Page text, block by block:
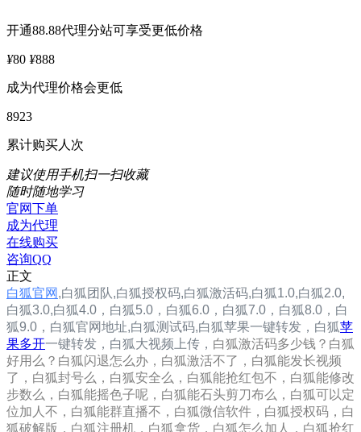
开通88.88代理分站可享受更低价格
¥80 ¥888
成为代理价格会更低
8923
累计购买人次
建议使用手机扫一扫收藏
随时随地学习
官网下单
成为代理
在线购买
咨询QQ
正文
白狐官网 ,白狐团队,白狐授权码,白狐激活码,白狐1.0,白狐2.0,
白狐3.0,白狐4.0， 白狐5.0， 白狐6.0， 白狐7.0， 白狐8.0， 白
狐9.0， 白狐官网地址,白狐测试码,白狐苹果一键转发， 白狐苹
果多开一键转发，白狐大视频上传， 白狐激活码多少钱？白狐
好用么？白狐闪退怎么办，白狐激活不了，白狐能发长视频
了，白狐封号么，白狐安全么，白狐能抢红包不，白狐能修改
步数么，白狐能摇色子呢，白狐能石头剪刀布么，白狐可以定
位加人不，白狐能群直播不，白狐微信软件，白狐授权码，白
狐破解版，白狐注册机，白狐拿货，白狐怎么加人，白狐抢红